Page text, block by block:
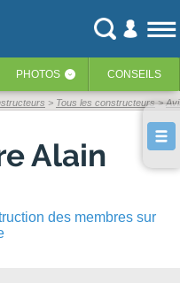
PHOTOS ‹ CONSEILS
Tous les constructeurs
Alain
des membres sur